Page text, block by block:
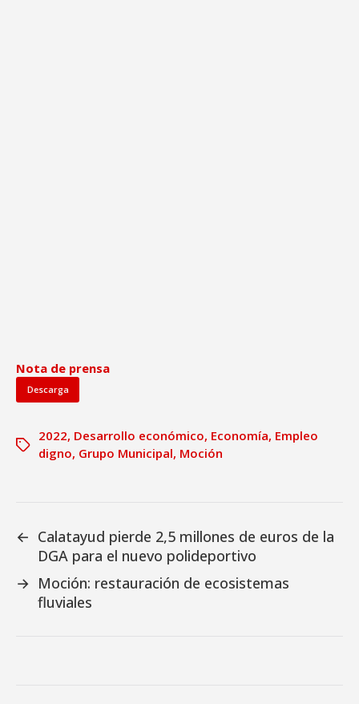
Nota de prensa
Descarga
2022, Desarrollo económico, Economía, Empleo
digno, Grupo Municipal, Moción
← Calatayud pierde 2,5 millones de euros de la
DGA para el nuevo polideportivo
→ Moción: restauración de ecosistemas
fluviales